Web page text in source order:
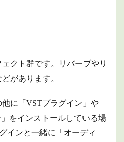
クト群です。リバーブやリ
があります。
に「VSTプラグイン」や
」をインストールしている場
インと一緒に「オーディ